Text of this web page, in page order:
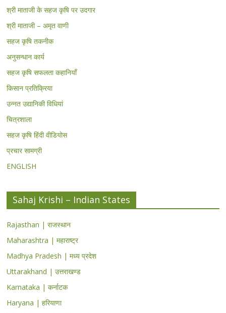
श्री माताजी के सहज कृषि पर उदगार
श्री माताजी – अमृत वाणी
सहज कृषि तकनीक
अनुसन्धान कार्य
सहज कृषि सफलता कहानियाँ
किसान प्रतिक्रिया
उन्नत उद्यानिकी विधियां
चित्रशाला
सहज कृषि हिंदी वीडियोस
प्रचार सामग्री
ENGLISH
Sahaj Krishi – Indian States
Rajasthan | राजस्थान
Maharashtra | महाराष्ट्र
Madhya Pradesh | मध्य प्रदेश
Uttarakhand | उत्तराखण्ड
Karnataka | कर्नाटक
Haryana | हरियाणा